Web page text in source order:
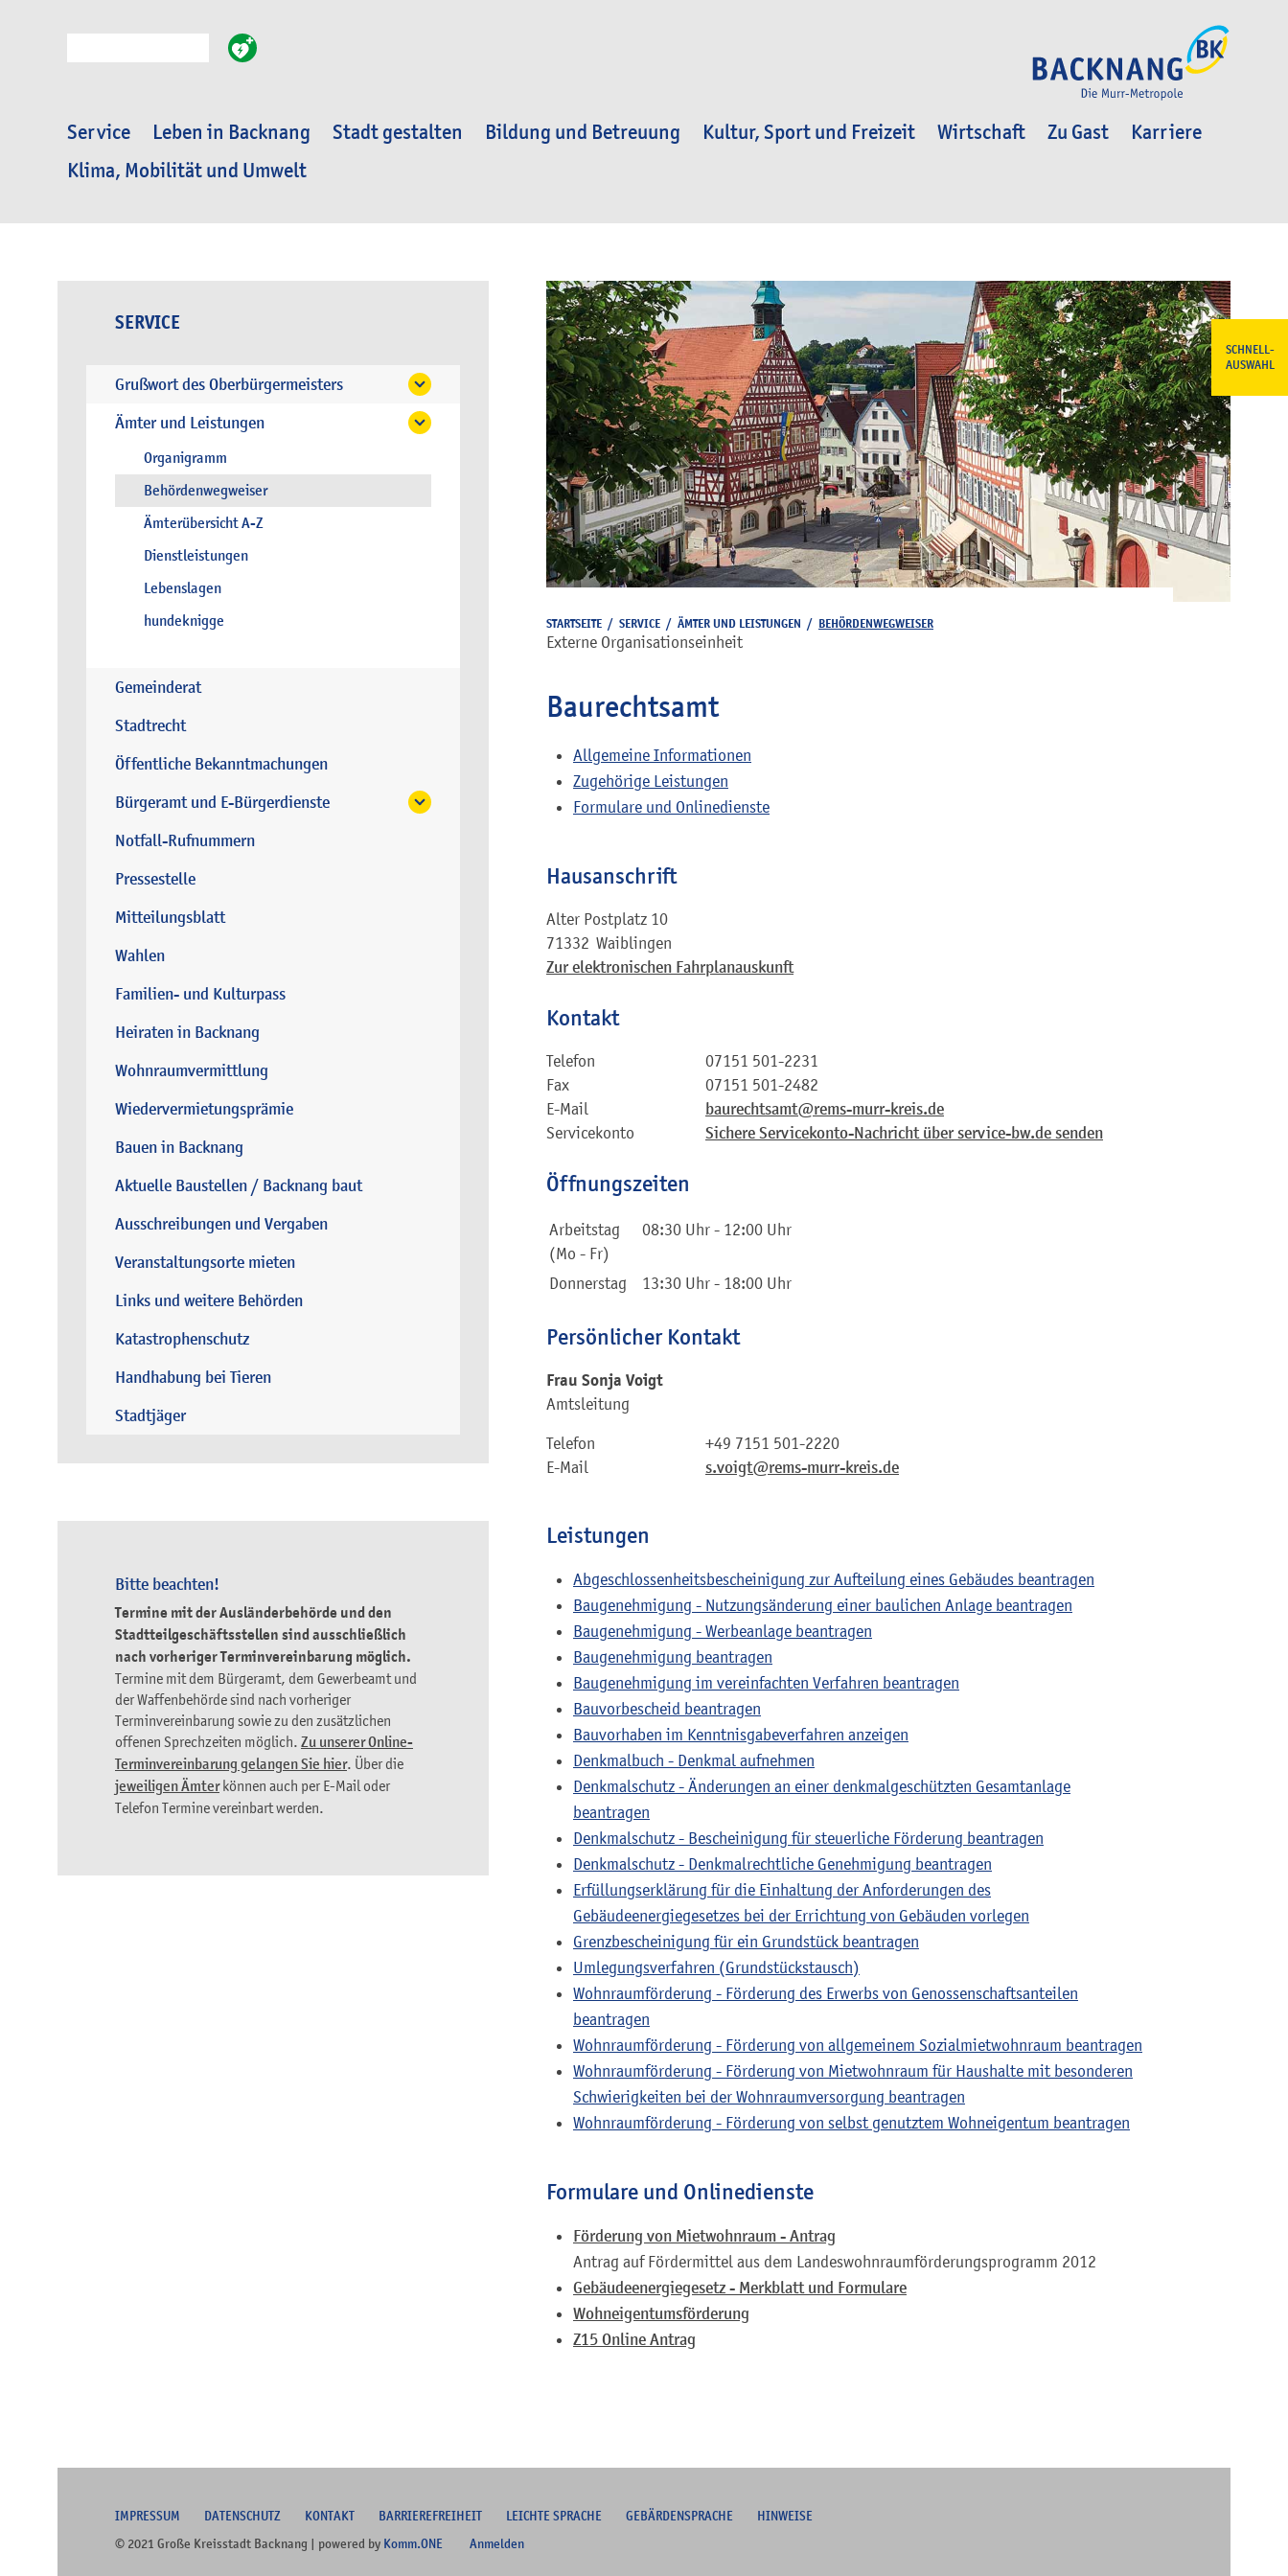
Service Leben in Backnang Stadt gestalten Bildung und Betreuung Kultur, Sport und Freizeit Wirtschaft Zu Gast
Karriere
Klima, Mobilität und Umwelt
SCHNELL-
AUSWAHL
SERVICE
Grußwort des Oberbürgermeisters
Ämter und Leistungen
Organigramm
Behördenwegweiser
Ämterübersicht A-Z
Dienstleistungen
Lebenslagen
hundeknigge
Gemeinderat
Stadtrecht
Öffentliche Bekanntmachungen
Bürgeramt und E-Bürgerdienste
Notfall-Rufnummern
Pressestelle
Mitteilungsblatt
Wahlen
Familien- und Kulturpass
Heiraten in Backnang
Wohnraumvermittlung
Wiedervermietungsprämie
Bauen in Backnang
Aktuelle Baustellen / Backnang baut
Ausschreibungen und Vergaben
Veranstaltungsorte mieten
Links und weitere Behörden
Katastrophenschutz
Handhabung bei Tieren
Stadtjäger
Bitte beachten!
Termine mit der Ausländerbehörde und den
Stadtteilgeschäftsstellen sind ausschließlich
nach vorheriger Terminvereinbarung möglich.
Termine mit dem Bürgeramt, dem Gewerbeamt und
der Waffenbehörde sind nach vorheriger
Terminvereinbarung sowie zu den zusätzlichen
offenen Sprechzeiten möglich. Zu unserer Online-
Terminvereinbarung gelangen Sie hier. Über die
jeweiligen Ämterkönnen auch per E-Mail oder
Telefon Termine vereinbart werden.
STARTSEITE / SERVICE / ÄMTER UND LEISTUNGEN / BEHÖRDENWEGWEISER
Externe Organisationseinheit
Baurechtsamt
Allgemeine Informationen
Zugehörige Leistungen
Formulare und Onlinedienste
Hausanschrift
Alter Postplatz 10
71332 Waiblingen
Zur elektronischen Fahrplanauskunft
Kontakt
Telefon
07151 501-2231
Fax
07151 501-2482
E-Mail
baurechtsamt@rems-murr-kreis.de
Servicekonto Sichere Servicekonto-Nachricht über service-bw.de senden
Öffnungszeiten
Arbeitstag
(Mo - Fr)
08:30 Uhr- 12:00 Uhr
Donnerstag 13:30 Uhr- 18:00 Uhr
Persönlicher Kontakt
Frau Sonja Voigt
Amtsleitung
Telefon
+49 7151 501-2220
E-Mail
s.voigt@rems-murr-kreis.de
Leistungen
Abgeschlossenheitsbescheinigung zur Aufteilung eines Gebäudes beantragen
Baugenehmigung - Nutzungsänderung einer baulichen Anlage beantragen
Baugenehmigung - Werbeanlage beantragen
Baugenehmigung beantragen
Baugenehmigung im vereinfachten Verfahren beantragen
Bauvorbescheid beantragen
Bauvorhaben im Kenntnisgabeverfahren anzeigen
Denkmalbuch - Denkmal aufnehmen
Denkmalschutz - Änderungen an einer denkmalgeschützten Gesamtanlage
beantragen
Denkmalschutz - Bescheinigung für steuerliche Förderung beantragen
Denkmalschutz - Denkmalrechtliche Genehmigung beantragen
Erfüllungserklärung für die Einhaltung der Anforderungen des
Gebäudeenergiegesetzes bei der Errichtung von Gebäuden vorlegen
Grenzbescheinigung für ein Grundstück beantragen
Umlegungsverfahren (Grundstückstausch)
Wohnraumförderung - Förderung des Erwerbs von Genossenschaftsanteilen
beantragen
Wohnraumförderung - Förderung von allgemeinem Sozialmietwohnraum beantragen
Wohnraumförderung - Förderung von Mietwohnraum für Haushalte mit besonderen
Schwierigkeiten bei der Wohnraumversorgung beantragen
Wohnraumförderung - Förderung von selbst genutztem Wohneigentum beantragen
Formulare und Onlinedienste
Förderung von Mietwohnraum - Antrag
Antrag auf Fördermittel aus dem Landeswohnraumförderungsprogramm 2012
Gebäudeenergiegesetz - Merkblatt und Formulare
Wohneigentumsförderung
Z15 Online Antrag
IMPRESSUM DATENSCHUTZ KONTAKT BARRIEREFREIHEIT LEICHTE SPRACHE GEBÄRDENSPRACHE
HINWEISE
© 2021 Große Kreisstadt Backnang | powered by Komm.ONE Anmelden